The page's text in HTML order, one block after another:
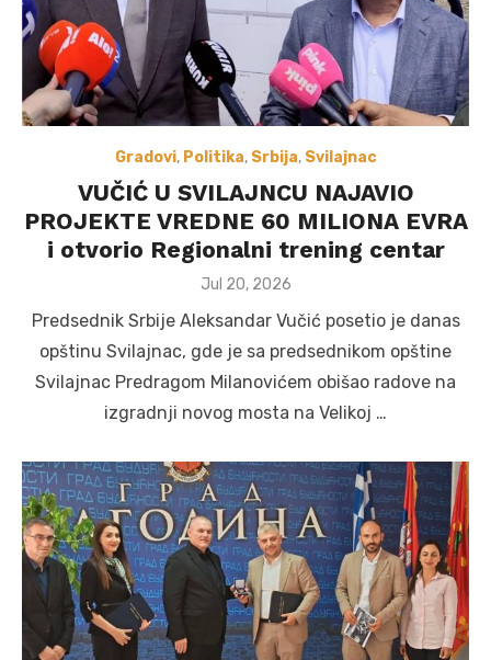
Gradovi, Politika, Srbija, Svilajnac
VUČIĆ U SVILAJNCU NAJAVIO
PROJEKTE VREDNE 60 MILIONA EVRA
i otvorio Regionalni trening centar
Posted
Jul 20, 2026
Predsednik Srbije Aleksandar Vučić posetio je danas
opštinu Svilajnac, gde je sa predsednikom opštine
Svilajnac Predragom Milanovićem obišao radove na
izgradnji novog mosta na Velikoj …